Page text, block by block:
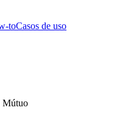
toCasos de uso
Mútuo